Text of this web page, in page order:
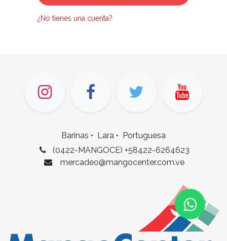
¿No tienes una cuenta?
Barinas • Lara • Portuguesa
(0422-MANGOCE)+58422-6264623
mercadeo@mangocenter.com.ve